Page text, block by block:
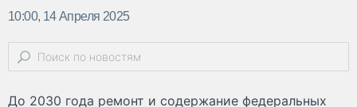
10:00, 14 Апреля 2025
До 2030 года ремонт и содержание федеральных